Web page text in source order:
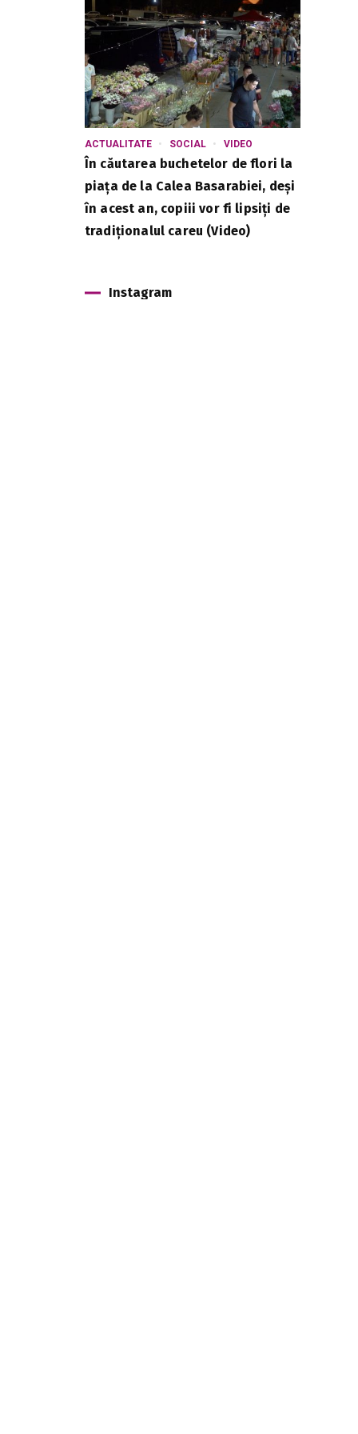
ACTUALITATE SOCIAL VIDEO
În căutarea buchetelor de flori la
piața de la Calea Basarabiei, deși
în acest an, copiii vor fi lipsiți de
tradiționalul careu (Video)
Instagram